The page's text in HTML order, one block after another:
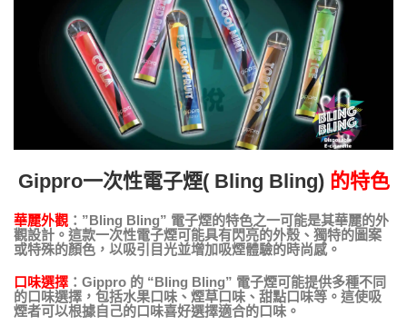
Gippro一次性電子煙( Bling Bling) 的特色
華麗外觀 ：”Bling Bling” 電子煙的特色之一可能是其華麗的外
觀設計。這款一次性電子煙可能具有閃亮的外殼、獨特的圖案
或特殊的顏色，以吸引目光並增加吸煙體驗的時尚感。
口味選擇 ：Gippro 的 “Bling Bling” 電子煙可能提供多種不同
的口味選擇，包括水果口味、煙草口味、甜點口味等。這使吸
煙者可以根據自己的口味喜好選擇適合的口味。